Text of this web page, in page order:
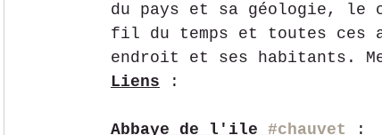
du pays et sa géologie, le
fil du temps et toutes ces
endroit et ses habitants.
Liens
:
Abbaye de l'ile #chauvet :